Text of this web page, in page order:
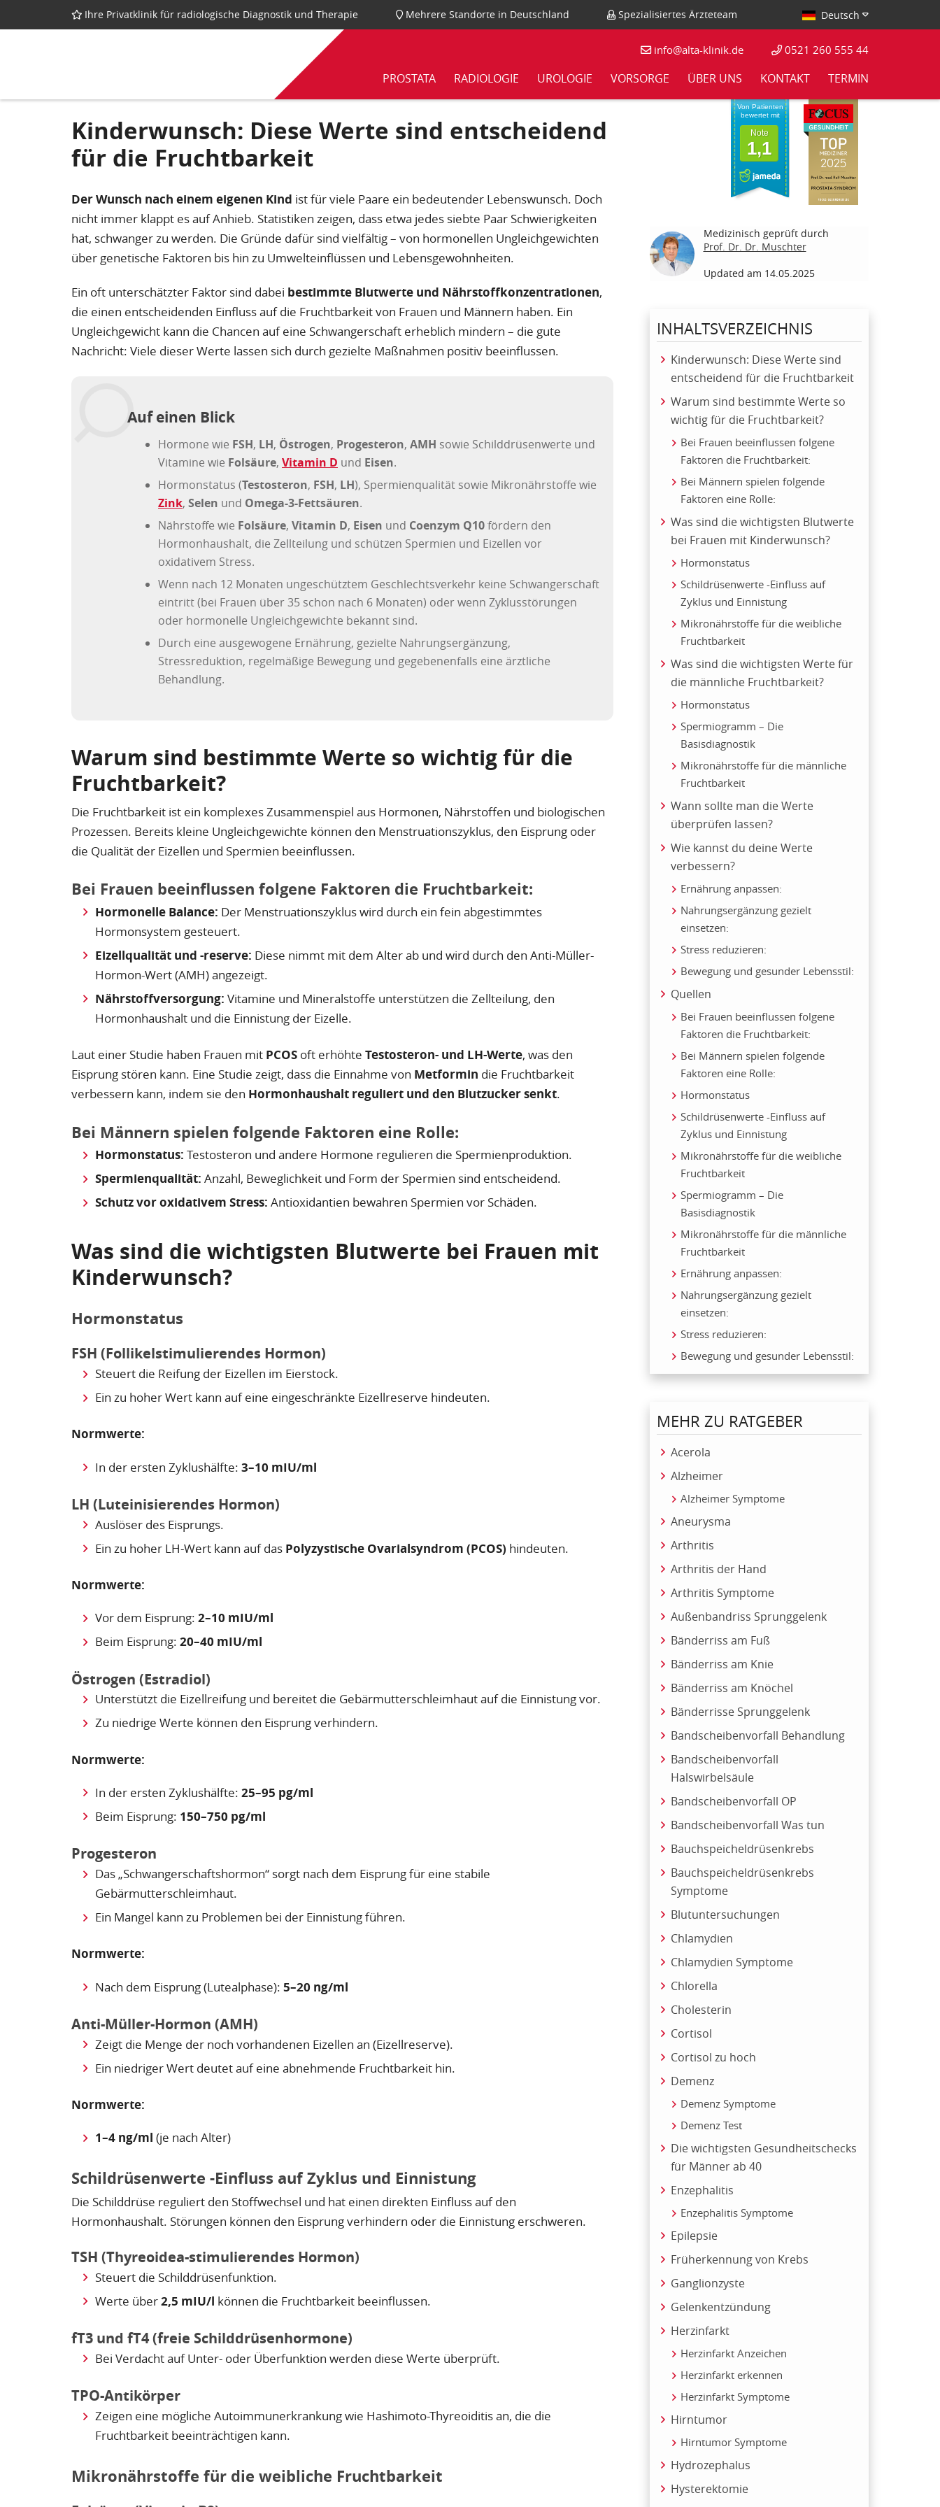
Deutsch
Ihre Privatklinik für radiologische Diagnostik und Therapie Mehrere Standorte in Deutschland Spezialisiertes Ärzteteam
PROSTATA RADIOLOGIE UROLOGIE VORSORGE ÜBER UNS KONTAKT TERMIN
info@alta-klinik.de 0521 260 555 44
Von Patienten
bewertet mit
Note
1,1
Kinderwunsch: Diese Werte sind entscheidend
für die Fruchtbarkeit
Der Wunsch nach einem eigenen Kind ist für viele Paare ein bedeutender Lebenswunsch. Doch
nicht immer klappt es auf Anhieb. Statistiken zeigen, dass etwa jedes siebte Paar Schwierigkeiten
hat, schwanger zu werden. Die Gründe dafür sind vielfältig – von hormonellen Ungleichgewichten
über genetische Faktoren bis hin zu Umwelteinflüssen und Lebensgewohnheiten.
Ein oft unterschätzter Faktor sind dabei bestimmte Blutwerte und Nährstoffkonzentrationen,
die einen entscheidenden Einfluss auf die Fruchtbarkeit von Frauen und Männern haben. Ein
Ungleichgewicht kann die Chancen auf eine Schwangerschaft erheblich mindern – die gute
Nachricht: Viele dieser Werte lassen sich durch gezielte Maßnahmen positiv beeinflussen.
Auf einen Blick
Hormone wie FSH, LH, Östrogen, Progesteron, AMH sowie Schilddrüsenwerte und
Vitamine wie Folsäure, Vitamin D und Eisen.
Hormonstatus (Testosteron, FSH, LH), Spermienqualität sowie Mikronährstoffe wie
Zink, Selen und Omega-3-Fettsäuren.
Nährstoffe wie Folsäure, Vitamin D, Eisen und Coenzym Q10fördern den
Hormonhaushalt, die Zellteilung und schützen Spermien und Eizellen vor
oxidativem Stress.
Wenn nach 12 Monaten ungeschütztem Geschlechtsverkehr keine Schwangerschaft
eintritt (bei Frauen über 35 schon nach 6 Monaten) oder wenn Zyklusstörungen
oder hormonelle Ungleichgewichte bekannt sind.
Durch eine ausgewogene Ernährung, gezielte Nahrungsergänzung,
Stressreduktion, regelmäßige Bewegung und gegebenenfalls eine ärztliche
Behandlung.
Warum sind bestimmte Werte so wichtig für die
Fruchtbarkeit?
Die Fruchtbarkeit ist ein komplexes Zusammenspiel aus Hormonen, Nährstoffen und biologischen
Prozessen. Bereits kleine Ungleichgewichte können den Menstruationszyklus, den Eisprung oder
die Qualität der Eizellen und Spermien beeinflussen.
Bei Frauen beeinflussen folgene Faktoren die Fruchtbarkeit:
Hormonelle Balance: Der Menstruationszyklus wird durch ein fein abgestimmtes
Hormonsystem gesteuert.
Eizellqualität und -reserve: Diese nimmt mit dem Alter ab und wird durch den Anti-Müller-
Hormon-Wert (AMH) angezeigt.
Nährstoffversorgung: Vitamine und Mineralstoffe unterstützen die Zellteilung, den
Hormonhaushalt und die Einnistung der Eizelle.
Laut einer Studie haben Frauen mit PCOS oft erhöhte Testosteron- und LH-Werte, was den
Eisprung stören kann. Eine Studie zeigt, dass die Einnahme von Metformin die Fruchtbarkeit
verbessern kann, indem sie den Hormonhaushalt reguliert und den Blutzucker senkt.
Bei Männern spielen folgende Faktoren eine Rolle:
Hormonstatus: Testosteron und andere Hormone regulieren die Spermienproduktion.
Spermienqualität: Anzahl, Beweglichkeit und Form der Spermien sind entscheidend.
Schutz vor oxidativem Stress: Antioxidantien bewahren Spermien vor Schäden.
Was sind die wichtigsten Blutwerte bei Frauen mit
Kinderwunsch?
Hormonstatus
FSH (Follikelstimulierendes Hormon)
Steuert die Reifung der Eizellen im Eierstock.
Ein zu hoher Wert kann auf eine eingeschränkte Eizellreserve hindeuten.
Normwerte:
In der ersten Zyklushälfte: 3–10 mIU/ml
LH (Luteinisierendes Hormon)
Auslöser des Eisprungs.
Ein zu hoher LH-Wert kann auf das Polyzystische Ovarialsyndrom (PCOS) hindeuten.
Normwerte:
Vor dem Eisprung: 2–10 mIU/ml
Beim Eisprung: 20–40 mIU/ml
Östrogen (Estradiol)
Unterstützt die Eizellreifung und bereitet die Gebärmutterschleimhaut auf die Einnistung vor.
Zu niedrige Werte können den Eisprung verhindern.
Normwerte:
In der ersten Zyklushälfte: 25–95 pg/ml
Beim Eisprung: 150–750 pg/ml
Progesteron
Das „Schwangerschaftshormon“ sorgt nach dem Eisprung für eine stabile
Gebärmutterschleimhaut.
Ein Mangel kann zu Problemen bei der Einnistung führen.
Normwerte:
Nach dem Eisprung (Lutealphase): 5–20 ng/ml
Anti-Müller-Hormon (AMH)
Zeigt die Menge der noch vorhandenen Eizellen an (Eizellreserve).
Ein niedriger Wert deutet auf eine abnehmende Fruchtbarkeit hin.
Normwerte:
1–4 ng/ml (je nach Alter)
Schildrüsenwerte -Einfluss auf Zyklus und Einnistung
Die Schilddrüse reguliert den Stoffwechsel und hat einen direkten Einfluss auf den
Hormonhaushalt. Störungen können den Eisprung verhindern oder die Einnistung erschweren.
TSH (Thyreoidea-stimulierendes Hormon)
Steuert die Schilddrüsenfunktion.
Werte über2,5 mIU/l können die Fruchtbarkeit beeinflussen.
fT3 und fT4 (freie Schilddrüsenhormone)
Bei Verdacht auf Unter- oder Überfunktion werden diese Werte überprüft.
TPO-Antikörper
Zeigen eine mögliche Autoimmunerkrankung wie Hashimoto-Thyreoiditis an, die die
Fruchtbarkeit beeinträchtigen kann.
Mikronährstoffe für die weibliche Fruchtbarkeit
Medizinisch geprüft durch
Prof. Dr. Dr. Muschter
Updated am 14.05.2025
INHALTSVERZEICHNIS
Kinderwunsch: Diese Werte sind
entscheidend für die Fruchtbarkeit
Warum sind bestimmte Werte so
wichtig für die Fruchtbarkeit?
Bei Frauen beeinflussen folgene
Faktoren die Fruchtbarkeit:
Bei Männern spielen folgende
Faktoren eine Rolle:
Was sind die wichtigsten Blutwerte
bei Frauen mit Kinderwunsch?
Hormonstatus
Schildrüsenwerte -Einfluss auf
Zyklus und Einnistung
Mikronährstoffe für die weibliche
Fruchtbarkeit
Was sind die wichtigsten Werte für
die männliche Fruchtbarkeit?
Hormonstatus
Spermiogramm – Die
Basisdiagnostik
Mikronährstoffe für die männliche
Fruchtbarkeit
Wann sollte man die Werte
überprüfen lassen?
Wie kannst du deine Werte
verbessern?
Ernährung anpassen:
Nahrungsergänzung gezielt
einsetzen:
Stress reduzieren:
Bewegung und gesunder Lebensstil:
Quellen
Bei Frauen beeinflussen folgene
Faktoren die Fruchtbarkeit:
Bei Männern spielen folgende
Faktoren eine Rolle:
Hormonstatus
Schildrüsenwerte -Einfluss auf
Zyklus und Einnistung
Mikronährstoffe für die weibliche
Fruchtbarkeit
Spermiogramm – Die
Basisdiagnostik
Mikronährstoffe für die männliche
Fruchtbarkeit
Ernährung anpassen:
Nahrungsergänzung gezielt
einsetzen:
Stress reduzieren:
Bewegung und gesunder Lebensstil:
MEHR ZU RATGEBER
Acerola
Alzheimer
Alzheimer Symptome
Aneurysma
Arthritis
Arthritis der Hand
Arthritis Symptome
Außenbandriss Sprunggelenk
Bänderriss am Fuß
Bänderriss am Knie
Bänderriss am Knöchel
Bänderrisse Sprunggelenk
Bandscheibenvorfall Behandlung
Bandscheibenvorfall
Halswirbelsäule
Bandscheibenvorfall OP
Bandscheibenvorfall Was tun
Bauchspeicheldrüsenkrebs
Bauchspeicheldrüsenkrebs
Symptome
Blutuntersuchungen
Chlamydien
Chlamydien Symptome
Chlorella
Cholesterin
Cortisol
Cortisol zu hoch
Demenz
Demenz Symptome
Demenz Test
Die wichtigsten Gesundheitschecks
für Männer ab 40
Enzephalitis
Enzephalitis Symptome
Epilepsie
Früherkennung von Krebs
Ganglionzyste
Gelenkentzündung
Herzinfarkt
Herzinfarkt Anzeichen
Herzinfarkt erkennen
Herzinfarkt Symptome
Hirntumor
Hirntumor Symptome
Hydrozephalus
Hysterektomie